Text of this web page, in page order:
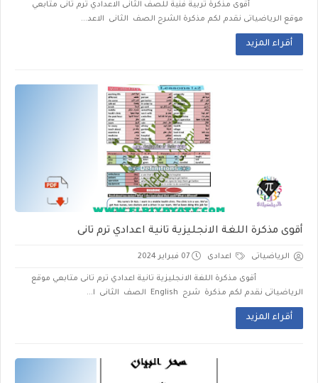
أقوى مذكرة تربية فنية للصف الثانى الاعدادي ترم تانى متابعي
موقع الرياضياتى نقدم لكم مذكرة الشرح الصف الثانى الاعد...
أقراء المزيد
أقوى مذكرة اللغة الانجليزية تانية اعدادي ترم تانى
الرياضياتى اعدادى 07 فبراير 2024
أقوى مذكرة اللغة الانجليزية تانية اعدادي ترم تانى متابعي موقع
الرياضياتى نقدم لكم مذكرة شرح English الصف الثانى ا...
أقراء المزيد